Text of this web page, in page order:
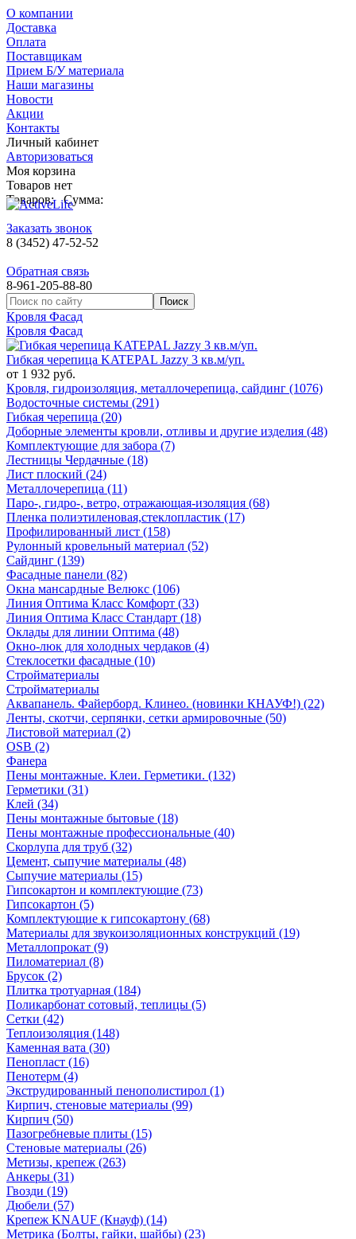
О компании
Доставка
Оплата
Поставщикам
Прием Б/У материала
Наши магазины
Новости
Акции
Контакты
Личный кабинет
Авторизоваться
Моя корзина
Товаров нет
Товаров: Сумма:
Заказать звонок
8 (3452) 47-52-52
Обратная связь
8-961-205-88-80
Кровля Фасад
Кровля Фасад
Гибкая черепица KATEPAL Jazzy 3 кв.м/уп.
от 1 932 руб.
Кровля, гидроизоляция, металлочерепица, сайдинг (1076)
Водосточные системы (291)
Гибкая черепица (20)
Доборные элементы кровли, отливы и другие изделия (48)
Комплектующие для забора (7)
Лестницы Чердачные (18)
Лист плоский (24)
Металлочерепица (11)
Паро-, гидро-, ветро, отражающая-изоляция (68)
Пленка полиэтиленовая,стеклопластик (17)
Профилированный лист (158)
Рулонный кровельный материал (52)
Сайдинг (139)
Фасадные панели (82)
Окна мансардные Велюкс (106)
Линия Оптима Класс Комфорт (33)
Линия Оптима Класс Стандарт (18)
Оклады для линии Оптима (48)
Окно-люк для холодных чердаков (4)
Стеклосетки фасадные (10)
Стройматериалы
Стройматериалы
Аквапанель. Файерборд. Клинео. (новинки КНАУФ!) (22)
Ленты, скотчи, серпянки, сетки армировочные (50)
Листовой материал (2)
OSB (2)
Фанера
Пены монтажные. Клеи. Герметики. (132)
Герметики (31)
Клей (34)
Пены монтажные бытовые (18)
Пены монтажные профессиональные (40)
Скорлупа для труб (32)
Цемент, сыпучие материалы (48)
Сыпучие материалы (15)
Гипсокартон и комплектующие (73)
Гипсокартон (5)
Комплектующие к гипсокартону (68)
Материалы для звукоизоляционных конструкций (19)
Металлопрокат (9)
Пиломатериал (8)
Брусок (2)
Плитка тротуарная (184)
Поликарбонат сотовый, теплицы (5)
Сетки (42)
Теплоизоляция (148)
Каменная вата (30)
Пенопласт (16)
Пенотерм (4)
Экструдированный пенополистирол (1)
Кирпич, стеновые материалы (99)
Кирпич (50)
Пазогребневые плиты (15)
Стеновые материалы (26)
Метизы, крепеж (263)
Анкеры (31)
Гвозди (19)
Дюбели (57)
Крепеж KNAUF (Кнауф) (14)
Метрика (Болты, гайки, шайбы) (23)